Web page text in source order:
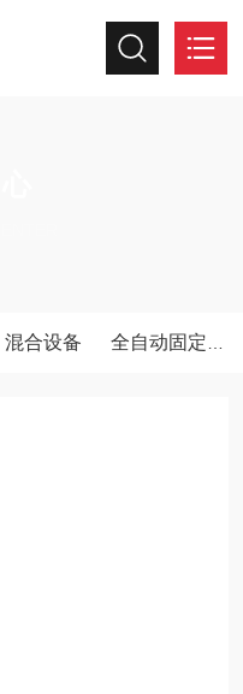
混合设备 全自动固定提升加料机